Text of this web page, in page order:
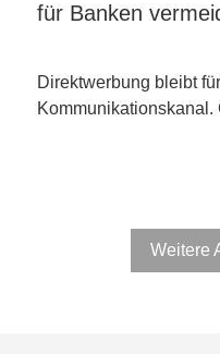
für Banken
Direktwerbung bleibt
Weitere